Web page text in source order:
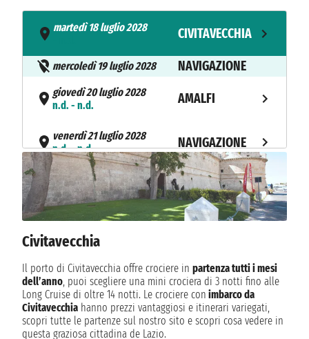
martedì 18 luglio 2028
CIVITAVECCHIA
mercoledì 19 luglio 2028 NAVIGAZIONE
giovedì 20 luglio 2028
n.d. - n.d.
AMALFI
venerdì 21 luglio 2028
n.d. - n.d.
NAVIGAZIONE
sabato 22 luglio 2028
n.d. - n.d.
PALERMO
domenica 23 luglio 2028
n.d. - n.d.
lunedì 24 luglio 2028
n.d. - n.d.
NAVIGAZIONE
martedì 25 luglio 2028 NAVIGAZIONE
mercoledì 26 luglio 2028
Civitavecchia
Il porto di Civitavecchia offre crociere in partenza tutti i mesi
dell’anno, puoi scegliere una mini crociera di 3 notti fino alle
Long Cruise di oltre 14 notti. Le crociere con imbarco da
Civitavecchia hanno prezzi vantaggiosi e itinerari variegati,
scopri tutte le partenze sul nostro sito e scopri cosa vedere in
questa graziosa cittadina de Lazio.